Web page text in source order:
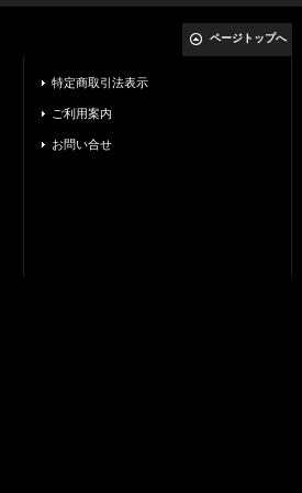
ページトップへ
特定商取引法表示
ご利用案内
お問い合せ